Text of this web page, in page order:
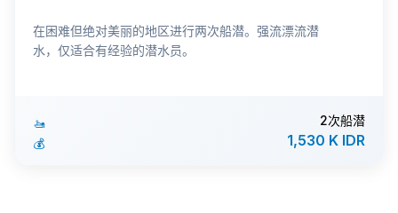
在困难但绝对美丽的地区进行两次船潜。强流漂流潜
水，仅适合有经验的潜水员。
🚤
2次船潜
💰
1,530 K IDR